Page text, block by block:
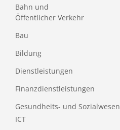
Bahn und
Öffentlicher Verkehr
Bau
Bildung
Dienstleistungen
Finanzdienstleistungen
Gesundheits- und Sozialwesen
ICT